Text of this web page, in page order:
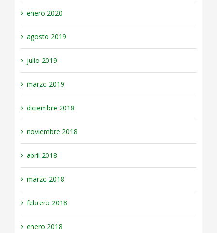
enero 2020
agosto 2019
julio 2019
marzo 2019
diciembre 2018
noviembre 2018
abril 2018
marzo 2018
febrero 2018
enero 2018